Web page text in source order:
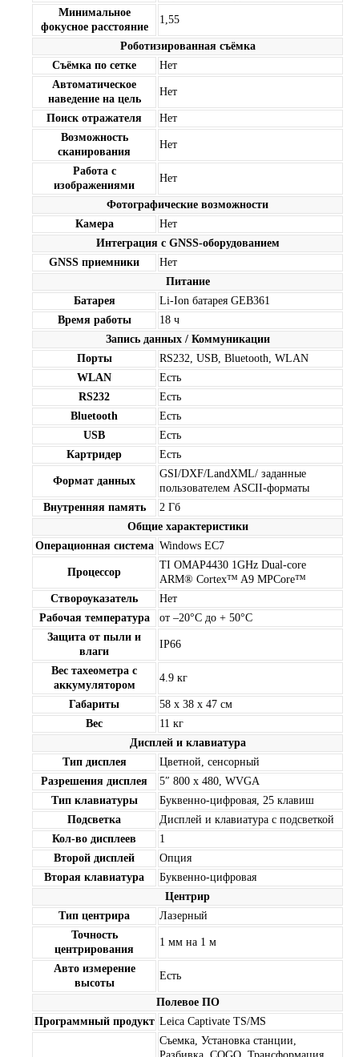
Минимальное
фокусное расстояние
1,55
Роботизированная съёмка
Съёмка по сетке
Нет
Автоматическое
наведение на цель
Нет
Поиск отражателя
Нет
Возможность
сканирования
Нет
Работа с
изображениями
Нет
Фотографические возможности
Камера
Нет
Интеграция с GNSS-оборудованием
GNSS приемники
Нет
Питание
Батарея
Li-Ion батарея GEB361
Время работы
18 ч
Запись данных / Коммуникации
Порты
RS232, USB, Bluetooth, WLAN
WLAN
Есть
RS232
Есть
Bluetooth
Есть
USB
Есть
Картридер
Есть
Формат данных
GSI/DXF/LandXML/ заданные
пользователем ASCII-форматы
Внутренняя память
2 Гб
Общие характеристики
Операционная система Windows EC7
Процессор
TI OMAP4430 1GHz Dual-core
ARM® Cortex™ A9 MPCore™
Створоуказатель
Нет
Рабочая температура
от –20°C до + 50°C
Защита от пыли и
влаги
IP66
Вес тахеометра с
аккумулятором
4.9 кг
Габариты
58 x 38 x 47 см
Вес
11 кг
Дисплей и клавиатура
Тип дисплея
Цветной, сенсорный
Разрешения дисплея
5″ 800 x 480, WVGA
Тип клавиатуры
Буквенно-цифровая, 25 клавиш
Подсветка
Дисплей и клавиатура с подсветкой
Кол-во дисплеев
1
Второй дисплей
Опция
Вторая клавиатура
Буквенно-цифровая
Центрир
Тип центрира
Лазерный
Точность
центрирования
1 мм на 1 м
Авто измерение
высоты
Есть
Полевое ПО
Программный продукт Leica Captivate TS/MS
Съемка, Установка станции,